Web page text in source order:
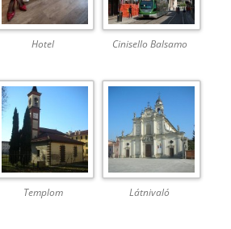
Hotel Cinisello Balsamo
Templom Látnivaló